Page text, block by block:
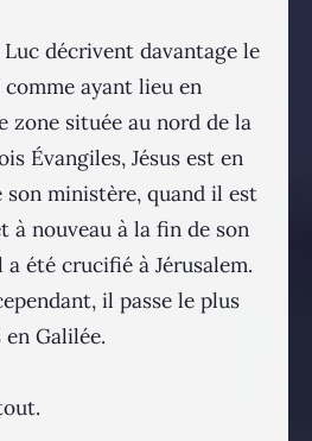
décrivent davantage le
ayant lieu en
zone située au nord de la
Évangiles, Jésus est en
son ministère, quand il est
à nouveau à la fin de son
été crucifié à Jérusalem.
il passe le plus
Galilée.